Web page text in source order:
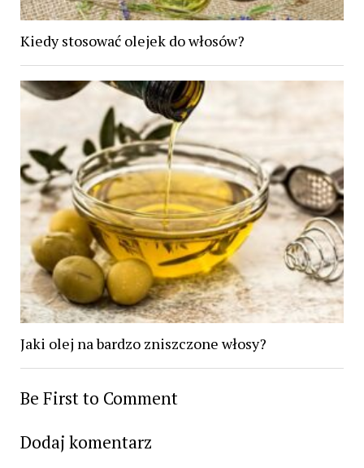
Kiedy stosować olejek do włosów?
Jaki olej na bardzo zniszczone włosy?
Be First to Comment
Dodaj komentarz